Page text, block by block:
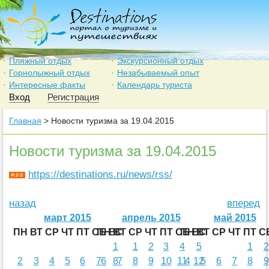
Пляжный отдых
Экскурсионный отдых
Горнолыжный отдых
Незабываемый опыт
Интересные факты
Календарь туриста
Вход Регистрация
Главная > Новости туризма за 19.04.2015
Новости туризма за 19.04.2015
https://destinations.ru/news/rss/
назад вперед
март 2015
ПН ВТ СР ЧТ ПТ СБ ВС
1
2
3 4 5 6 7
8
апрель 2015
ПН ВТ СР ЧТ ПТ СБ ВС
1
2 3 4
5
6
7 8 9 10 11
12
май 2015
ПН ВТ СР ЧТ ПТ
1
2
4
5 6 7 8
9